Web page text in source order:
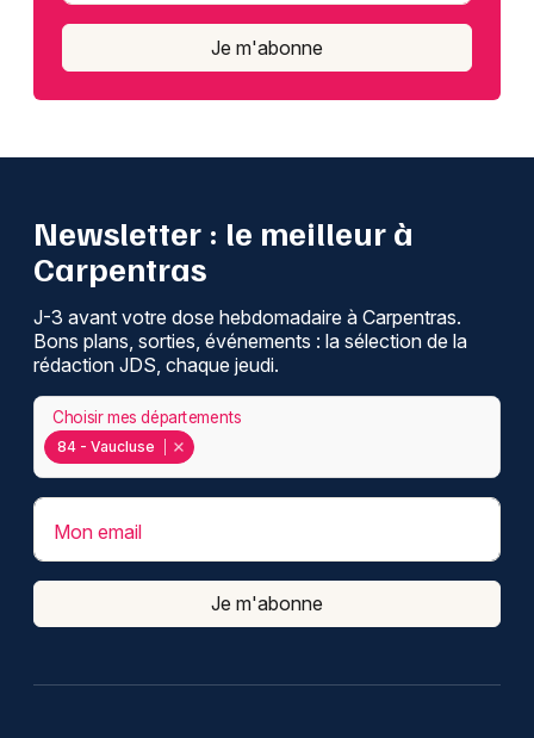
Je m'abonne
Newsletter : le meilleur à
Carpentras
J-3 avant votre dose hebdomadaire à Carpentras.
Bons plans, sorties, événements : la sélection de la
rédaction JDS, chaque jeudi.
84 - Vaucluse
Choisir mes départements
Mon email
Je m'abonne